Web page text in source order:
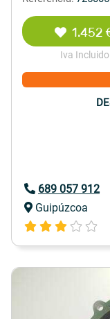
1.452
Iva Incluido
689 057 912
Guipúzcoa